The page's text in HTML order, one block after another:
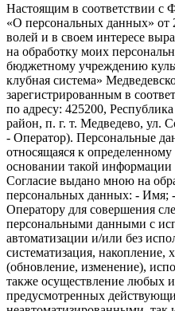
Настоящим в соответствии
«О персональных данных» от
волей и в своем интересе
на обработку моих
бюджетному учреждению
клубная система»
зарегистрированным в
по адресу: 425200,
район, п. г. т. Медведево, ул.
- Оператор). Персональные
относящаяся к
основании такой
Согласие выдано мною на
персональных данных: - Имя;
Оператору для совершения
персональными данными с
автоматизации и/или без
систематизация, накопление,
(обновление, изменение),
также осуществление любых
предусмотренных